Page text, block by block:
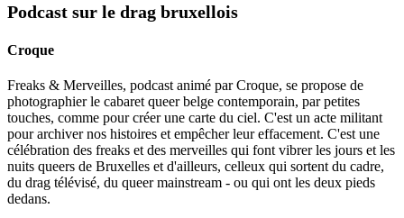
Podcast sur le drag bruxellois
Croque
Freaks & Merveilles, podcast animé par Croque, se propose de
photographier le cabaret queer belge contemporain, par petites
touches, comme pour créer une carte du ciel. C'est un acte militant
pour archiver nos histoires et empêcher leur effacement. C'est une
célébration des freaks et des merveilles qui font vibrer les jours et les
nuits queers de Bruxelles et d'ailleurs, celleux qui sortent du cadre,
du drag télévisé, du queer mainstream - ou qui ont les deux pieds
dedans.